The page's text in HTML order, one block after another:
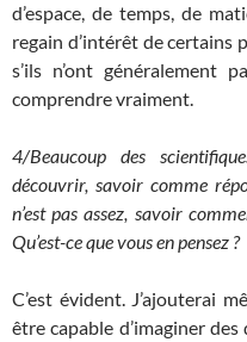
d’espace, de temps, de
regain d’intérêt de certains
s’ils n’ont généralement
comprendre vraiment.
4/Beaucoup des
découvrir, savoir comme
n’est pas assez, savoir
Qu’est-ce que vous en pensez ?
C’est évident. J’ajouterai
être capable d’imaginer